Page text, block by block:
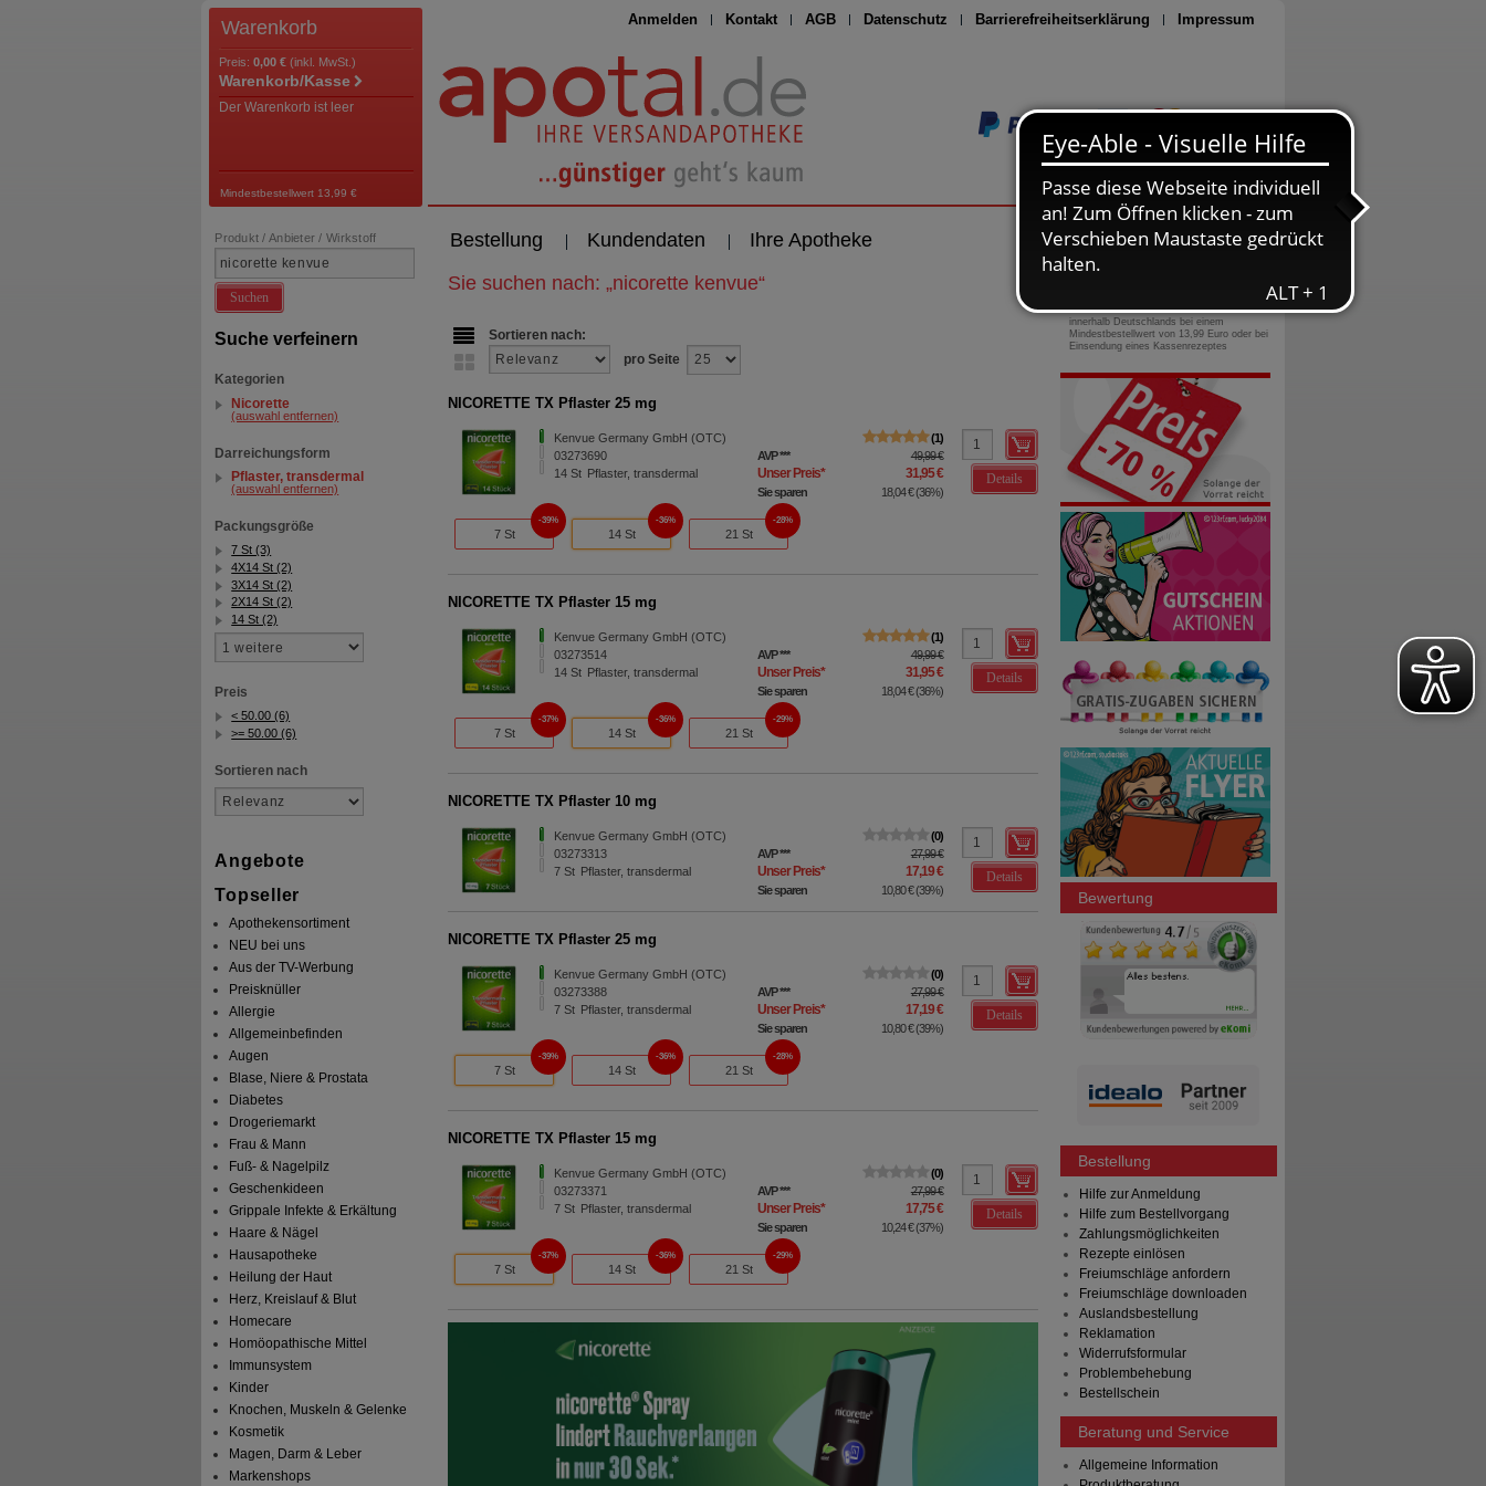
Anmelden Kontakt AGB Datenschutz Barrierefreiheitserklärung Impressum
Seite drucken
Warenkorb
Preis: 0,00 € (inkl. MwSt.)
Warenkorb/Kasse
Der Warenkorb ist leer
Mindestbestellwert 13,99 €
Bestellung Kundendaten Ihre Apotheke
Produkt / Anbieter / Wirkstoff
Suchen
Suche verfeinern
Kategorien
Nicorette
(auswahl entfernen)
Darreichungsform
Pflaster, transdermal
(auswahl entfernen)
Packungsgröße
7 St (3)
4X14 St (2)
3X14 St (2)
2X14 St (2)
14 St (2)
Preis
< 50.00 (6)
>= 50.00 (6)
Sortieren nach
Angebote
Topseller
Apothekensortiment
NEU bei uns
Aus der TV-Werbung
Preisknüller
Allergie
Allgemeinbefinden
Augen
Blase, Niere & Prostata
Diabetes
Drogeriemarkt
Frau & Mann
Fuß- & Nagelpilz
Geschenkideen
Grippale Infekte & Erkältung
Haare & Nägel
Hausapotheke
Heilung der Haut
Herz, Kreislauf & Blut
Homecare
Homöopathische Mittel
Immunsystem
Kinder
Knochen, Muskeln & Gelenke
Kosmetik
Magen, Darm & Leber
Markenshops
Sie suchen nach: „nicorette kenvue“
Sortieren nach:
pro Seite
NICORETTE TX Pflaster 25 mg
Kenvue Germany GmbH (OTC)
03273690
14St Pflaster, transdermal
1
AVP*** 49,99 €
Unser Preis* 31,95 €
Sie sparen 18,04 €(36%)
Details
7 St
39%
14 St
36%
21 St
28%
NICORETTE TX Pflaster 15 mg
Kenvue Germany GmbH (OTC)
03273514
14St Pflaster, transdermal
1
AVP*** 49,99 €
Unser Preis* 31,95 €
Sie sparen 18,04 €(36%)
Details
7 St
37%
14 St
36%
21 St
29%
NICORETTE TX Pflaster 10 mg
Kenvue Germany GmbH (OTC)
03273313
7St Pflaster, transdermal
0
AVP*** 27,99 €
Unser Preis* 17,19 €
Sie sparen 10,80 €(39%)
Details
NICORETTE TX Pflaster 25 mg
Kenvue Germany GmbH (OTC)
03273388
7St Pflaster, transdermal
0
AVP*** 27,99 €
Unser Preis* 17,19 €
Sie sparen 10,80 €(39%)
Details
7 St
39%
14 St
36%
21 St
28%
NICORETTE TX Pflaster 15 mg
Kenvue Germany GmbH (OTC)
03273371
7St Pflaster, transdermal
0
AVP*** 27,99 €
Unser Preis* 17,75 €
Sie sparen 10,24 €(37%)
Details
7 St
37%
14 St
36%
21 St
29%
0800-10 11 422
gebührenfreie Rufnummer
innerhalb Deutschlands bei einem
Mindestbestellwert von 13,99 Euro oder bei
Einsendung eines Kassenrezeptes
Bewertung
Bestellung
Hilfe zur Anmeldung
Hilfe zum Bestellvorgang
Zahlungsmöglichkeiten
Rezepte einlösen
Freiumschläge anfordern
Freiumschläge downloaden
Auslandsbestellung
Reklamation
Widerrufsformular
Problembehebung
Bestellschein
Beratung und Service
Allgemeine Information